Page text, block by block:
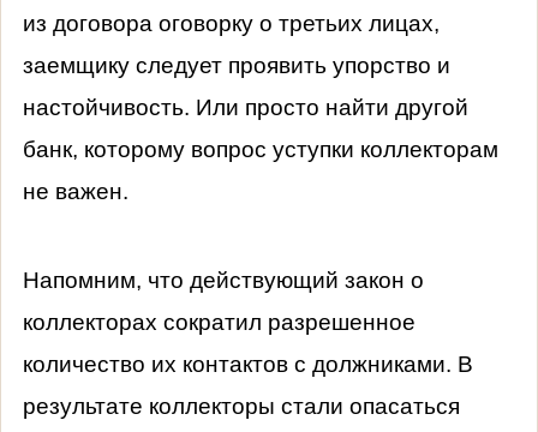
из договора оговорку о третьих лицах,
заемщику следует проявить упорство и
настойчивость. Или просто найти другой
банк, которому вопрос уступки коллекторам
не важен.
Напомним, что действующий закон о
коллекторах сократил разрешенное
количество их контактов с должниками. В
результате коллекторы стали опасаться